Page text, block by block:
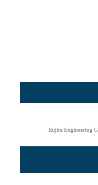
Rujira Engineering